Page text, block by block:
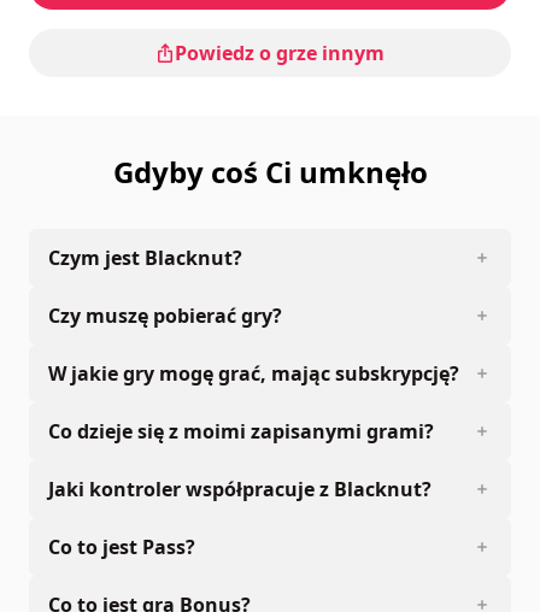
Powiedz o grze innym
Gdyby coś Ci umknęło
Czym jest Blacknut?
Czy muszę pobierać gry?
W jakie gry mogę grać, mając subskrypcję?
Co dzieje się z moimi zapisanymi grami?
Jaki kontroler współpracuje z Blacknut?
Co to jest Pass?
Co to jest gra Bonus?